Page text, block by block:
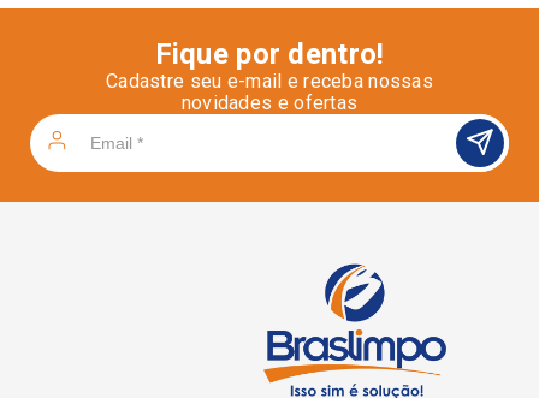
Fique por dentro!
Cadastre seu e-mail e receba nossas
novidades e ofertas